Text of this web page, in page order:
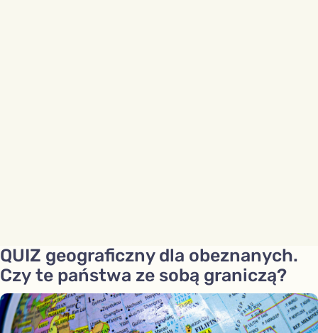
QUIZ geograficzny dla obeznanych.
Czy te państwa ze sobą graniczą?